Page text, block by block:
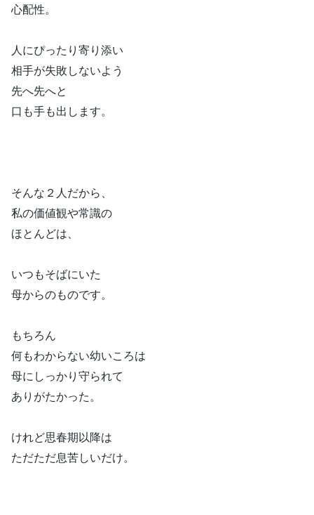
心配性。
人にぴったり寄り添い
相手が失敗しないよう
先へ先へと
口も手も出します。
そんな２人だから、
私の価値観や常識の
ほとんどは、
いつもそばにいた
母からのものです。
もちろん
何もわからない幼いころは
母にしっかり守られて
ありがたかった。
けれど思春期以降は
ただただ息苦しいだけ。